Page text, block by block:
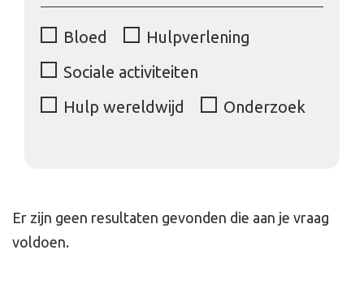
Bloed
Hulpverlening
Sociale activiteiten
Hulp wereldwijd
Onderzoek
Er zijn geen resultaten gevonden die aan je vraag
voldoen.